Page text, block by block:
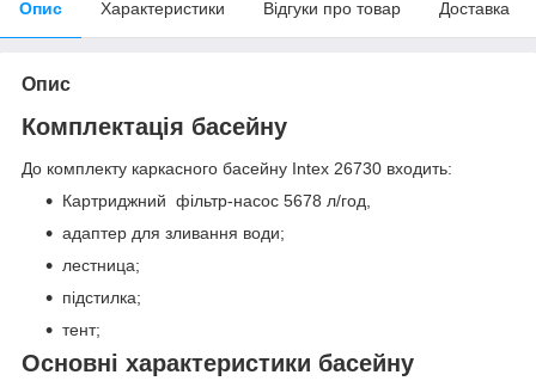
Опис Характеристики Відгуки про товар Доставка
Опис
Комплектація басейну
До комплекту каркасного басейну Intex 26730 входить:
Картриджний фільтр-насос 5678 л/год,
адаптер для зливання води;
лестница;
підстилка;
тент;
Основні характеристики басейну